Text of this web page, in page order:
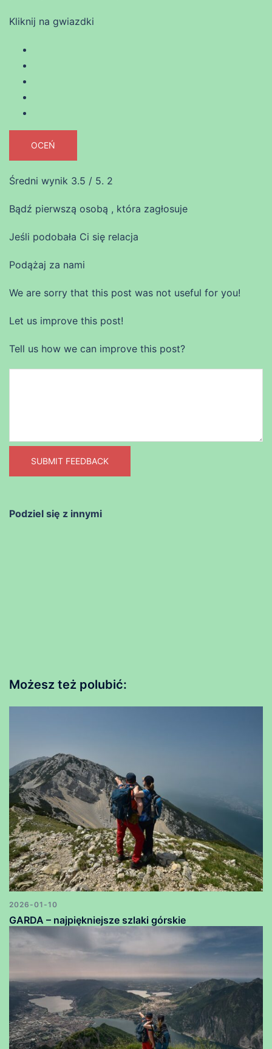
Kliknij na gwiazdki
OCEŃ
Średni wynik 3.5 / 5. 2
Bądź pierwszą osobą , która zagłosuje
Jeśli podobała Ci się relacja
Podążaj za nami
We are sorry that this post was not useful for you!
Let us improve this post!
Tell us how we can improve this post?
SUBMIT FEEDBACK
Podziel się z innymi
Możesz też polubić:
2026-01-10
GARDA – najpiękniejsze szlaki górskie